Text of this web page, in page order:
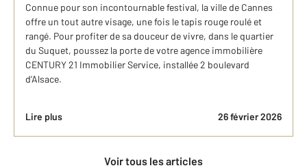
Connue pour son incontournable festival, la ville de Cannes
offre un tout autre visage, une fois le tapis rouge roulé et
rangé. Pour profiter de sa douceur de vivre, dans le quartier
du Suquet, poussez la porte de votre agence immobilière
CENTURY 21 Immobilier Service, installée 2 boulevard
d’Alsace.
Lire plus 26 février 2026
Voir tous les articles